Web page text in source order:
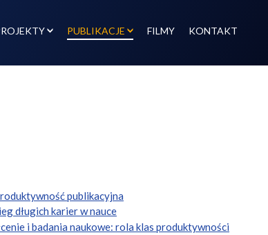
PUBLIKACJE FILMY KONTAKT
publikacyjna
długich karier w nauce
i badania naukowe: rola klas produktywności